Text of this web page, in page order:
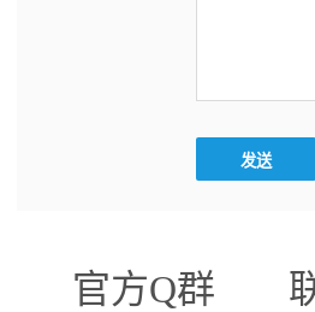
官方Q群